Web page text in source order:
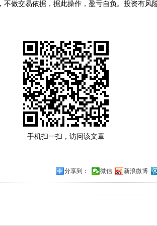
交易依据，据此操作，盈亏自负。投资有风险
手机扫一扫，访问该文章
分享到： 微信 新浪微博